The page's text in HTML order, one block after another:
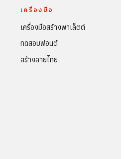
เครื่องมือ
เครื่องมือสร้างพาเล็ตต์
ทดสอบฟอนต์
สร้างลายไทย